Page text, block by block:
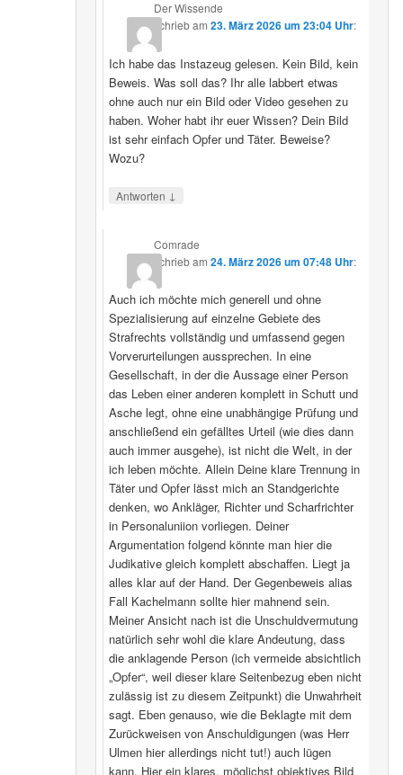
Der Wissende
schriebam23. März 2026 um 23:04 Uhr:
Ich habe das Instazeug gelesen. Kein Bild, kein
Beweis. Was soll das? Ihr alle labbert etwas
ohne auch nur ein Bild oder Video gesehen zu
haben. Woher habt ihr euer Wissen? Dein Bild
ist sehr einfach Opfer und Täter. Beweise?
Wozu?
Antworten ↓
Comrade
schriebam24. März 2026 um 07:48 Uhr:
Auch ich möchte mich generell und ohne
Spezialisierung auf einzelne Gebiete des
Strafrechts vollständig und umfassend gegen
Vorverurteilungen aussprechen. In eine
Gesellschaft, in der die Aussage einer Person
das Leben einer anderen komplett in Schutt und
Asche legt, ohne eine unabhängige Prüfung und
anschließend ein gefälltes Urteil (wie dies dann
auch immer ausgehe), ist nicht die Welt, in der
ich leben möchte. Allein Deine klare Trennung in
Täter und Opfer lässt mich an Standgerichte
denken, wo Ankläger, Richter und Scharfrichter
in Personaluniion vorliegen. Deiner
Argumentation folgend könnte man hier die
Judikative gleich komplett abschaffen. Liegt ja
alles klar auf der Hand. Der Gegenbeweis alias
Fall Kachelmann sollte hier mahnend sein.
Meiner Ansicht nach ist die Unschuldvermutung
natürlich sehr wohl die klare Andeutung, dass
die anklagende Person (ich vermeide absichtlich
„Opfer“, weil dieser klare Seitenbezug eben nicht
zulässig ist zu diesem Zeitpunkt) die Unwahrheit
sagt. Eben genauso, wie die Beklagte mit dem
Zurückweisen von Anschuldigungen (was Herr
Ulmen hier allerdings nicht tut!) auch lügen
kann. Hier ein klares, möglichst objektives Bild